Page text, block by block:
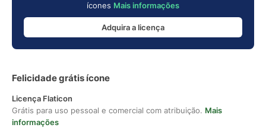
ícones Mais informações
Adquira a licença
Felicidade grátis ícone
Licença Flaticon
Grátis para uso pessoal e comercial com atribuição. Mais
informações